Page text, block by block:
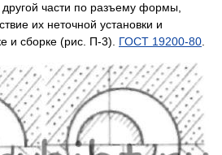
части по разъему формы,
их неточной установки и
и сборке (рис. П-3). ГОСТ 19200-80